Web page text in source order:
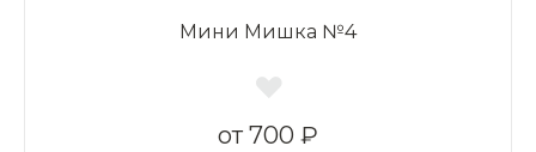
Мини Мишка №4
700 ₽